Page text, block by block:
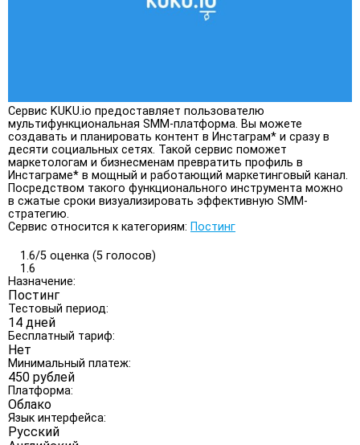
Сервис KUKU.io предоставляет пользователю
мультифункциональная SMM-платформа. Вы можете
создавать и планировать контент в Инстаграм* и сразу в
десяти социальных сетях. Такой сервис поможет
маркетологам и бизнесменам превратить профиль в
Инстаграме* в мощный и работающий маркетинговый канал.
Посредством такого функционального инструмента можно
в сжатые сроки визуализировать эффективную SMM-
стратегию.
Сервис относится к категориям: Постинг
1.6/5 оценка (5 голосов)
1.6
Назначение:
Постинг
Тестовый период:
14 дней
Бесплатный тариф:
Нет
Минимальный платеж:
450 рублей
Платформа:
Облако
Язык интерфейса:
Русский